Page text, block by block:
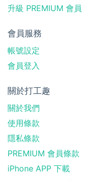
升級 PREMIUM 會員
會員服務
帳號設定
會員登入
關於打工趣
關於我們
使用條款
隱私條款
PREMIUM 會員條款
iPhone APP 下載